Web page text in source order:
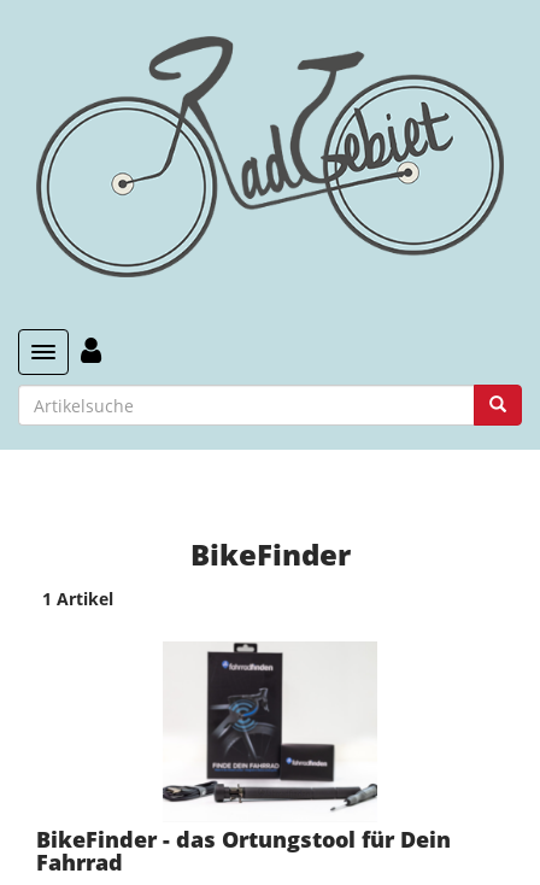
Toggle navigation
BikeFinder
1 Artikel
BikeFinder - das Ortungstool für Dein
Fahrrad